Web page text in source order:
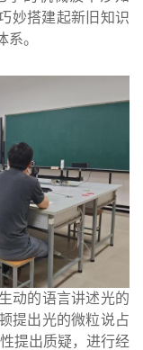
妙搭建起新旧知识
。
动的语言讲述光的
提出光的微粒说占
提出质疑，进行经